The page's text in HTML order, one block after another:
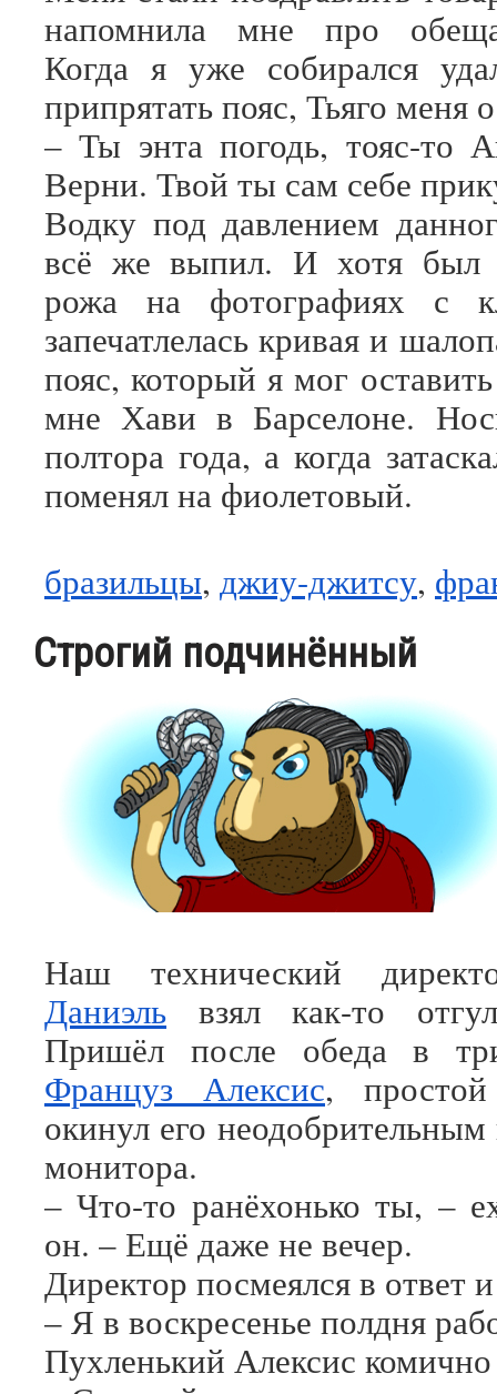
напомнила мне про
Когда я уже собирался
припрятать пояс, Тьяго меня
– Ты энта погодь, тояс-то
Верни. Твой ты сам себе
Водку под давлением
всё же выпил. И хотя был
рожа на фотографиях с
запечатлелась кривая и
пояс, который я мог
мне Хави в Барселоне.
полтора года, а когда
поменял на фиолетовый.
бразильцы, джиу-джитсу,
Строгий подчинённый
Наш технический
Даниэль взял как-то
Пришёл после обеда в
Француз Алексис, простой
окинул его неодобрительным
монитора.
– Что-то ранёхонько ты, –
он. – Ещё даже не вечер.
Директор посмеялся в ответ
– Я в воскресенье полдня
Пухленький Алексис